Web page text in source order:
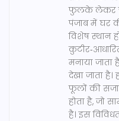
फुलके लेकर
पंजाब में घर
विशेष स्थान
मनाया
देखा जाता है।
फूलों की
होता है, जो
है। इस